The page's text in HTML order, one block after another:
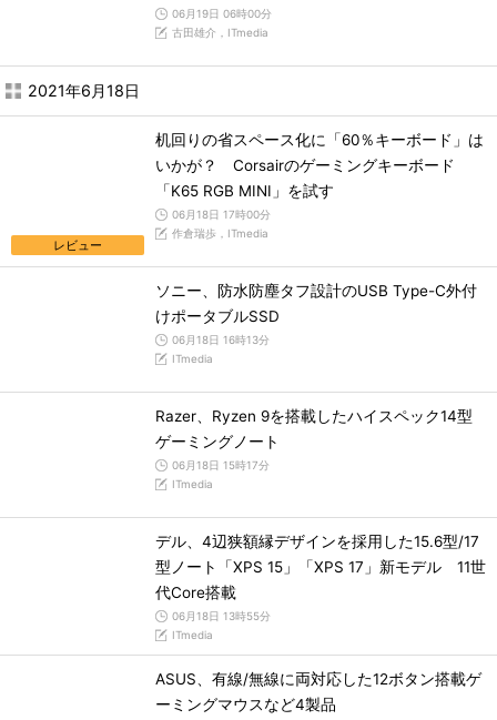
06月19日 06時00分
古田雄介，ITmedia
2021年6月18日
レビュー
机回りの省スペース化に「60％キーボード」は
いかが？ Corsairのゲーミングキーボード
「K65 RGB MINI」を試す
06月18日 17時00分
作倉瑞歩，ITmedia
ソニー、防水防塵タフ設計のUSB Type-C外付
けポータブルSSD
06月18日 16時13分
ITmedia
Razer、Ryzen 9を搭載したハイスペック14型
ゲーミングノート
06月18日 15時17分
ITmedia
デル、4辺狭額縁デザインを採用した15.6型/17
型ノート「XPS 15」「XPS 17」新モデル 11世
代Core搭載
06月18日 13時55分
ITmedia
ASUS、有線/無線に両対応した12ボタン搭載ゲ
ーミングマウスなど4製品